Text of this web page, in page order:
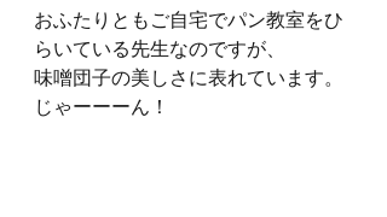
おふたりともご自宅でパン教室をひ
らいている先生なのですが、
味噌団子の美しさに表れています。
じゃーーーん！